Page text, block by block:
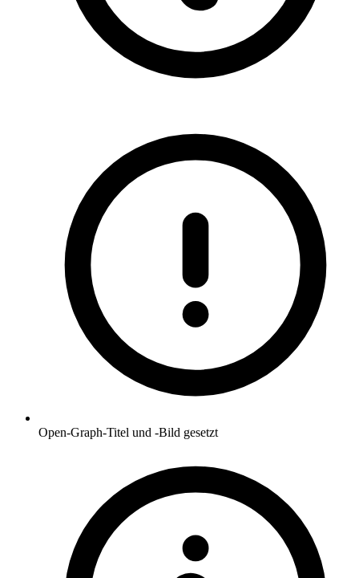
Open-Graph-Titel und -Bild gesetzt